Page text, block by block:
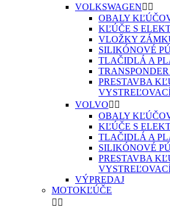
VOLKSWAGEN 
OBALY
KĽÚČE S
VLOŽKY
SILIKÓNOVÉ
TLAČIDLÁ A
PRESTAVBA
VOLVO 
OBALY
KĽÚČE S
TLAČIDLÁ A
SILIKÓNOVÉ
PRESTAVBA
VÝPREDAJ
MOTOKĽÚČE
 